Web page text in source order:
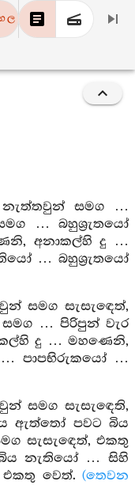
නැත්තවුන් සමග …
… බහුශ්‍රැතයෝ
අනාකල්හි දු …
… බහුශ්‍රැතයෝ
සමග සැසැඳෙත්,
… පිරිපුන් වැර
දු … මහණෙනි,
පාපභිරුකයෝ …
සමග සැසැඳෙති,
ඇත්තෝ පවට බිය
සැසැඳෙත්, එකතු
නැතියෝ … සිහි
වෙත්. (තෙවන